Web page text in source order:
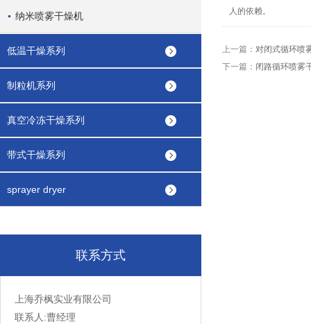
纳米喷雾干燥机
低温干燥系列
制粒机系列
真空冷冻干燥系列
带式干燥系列
sprayer dryer
联系方式
上海乔枫实业有限公司
联系人:曹经理
人的依赖。
上一篇： 对闭式循环喷
下一篇： 闭路循环喷雾